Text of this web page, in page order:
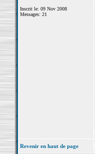
Inscrit le: 09 Nov 2008
Messages: 21
Revenir en haut de page